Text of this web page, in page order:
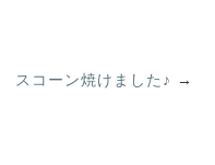
スコーン焼けました♪ →